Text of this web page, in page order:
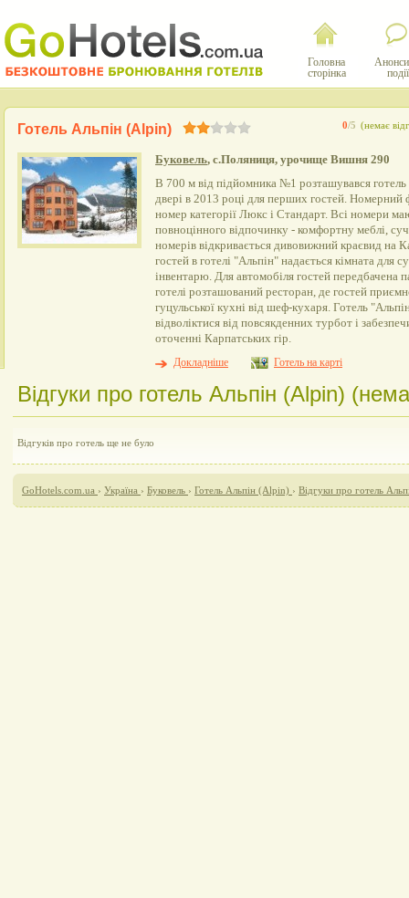
Головна
сторінка
події
0/5 (немає
Готель Альпін (Alpin)
Буковель, с.Поляниця, урочище Вишня 290
В 700 м від підйомника №1 розташувався готель
двері в 2013 році для перших гостей. Номерний
номер категорії Люкс і Стандарт. Всі номери
повноцінного відпочинку - комфортну меблі,
номерів відкривається дивовижний краєвид на
гостей в готелі "Альпін" надається кімната для
інвентарю. Для автомобіля гостей передбачена
готелі розташований ресторан, де гостей
гуцульської кухні від шеф-кухаря. Готель
відволіктися від повсякденних турбот і
оточенні Карпатських гір.
Докладніше
Готель на карті
Відгуки про готель Альпін (Alpin)
Відгуків про готель ще не було
GoHotels.com.ua › Україна › Буковель › Готель Альпін (Alpin) › Відгуки про готель